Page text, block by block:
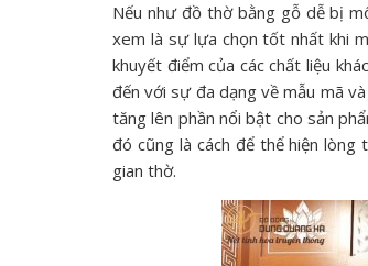
Nếu như đồ thờ bằng gỗ dễ bị
xem là sự lựa chọn tốt nhất khi
khuyết điểm của các chất liệu
đến với sự đa dạng về mẫu mã
tăng lên phần nổi bật cho sản
đó cũng là cách để thể hiện
gian thờ.